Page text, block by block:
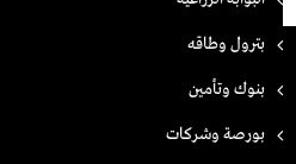
بترول وطاقه
بنوك وتأمين
بورصة وشركات